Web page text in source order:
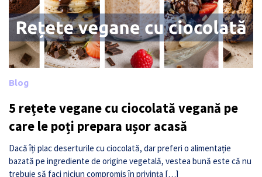
Blog
5 rețete vegane cu ciocolată vegană pe
care le poți prepara ușor acasă
Dacă îți plac deserturile cu ciocolată, dar preferi o alimentație
bazată pe ingrediente de origine vegetală, vestea bună este că nu
trebuie să faci niciun compromis în privința […]